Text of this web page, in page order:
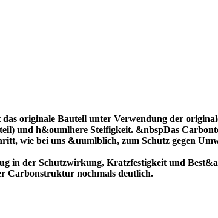
originale Bauteil unter Verwendung der
und h&oumlhere Steifigkeit. &nbspDas
wie bei uns &uumlblich, zum Schutz gegen
in der Schutzwirkung, Kratzfestigkeit und
Carbonstruktur nochmals deutlich.